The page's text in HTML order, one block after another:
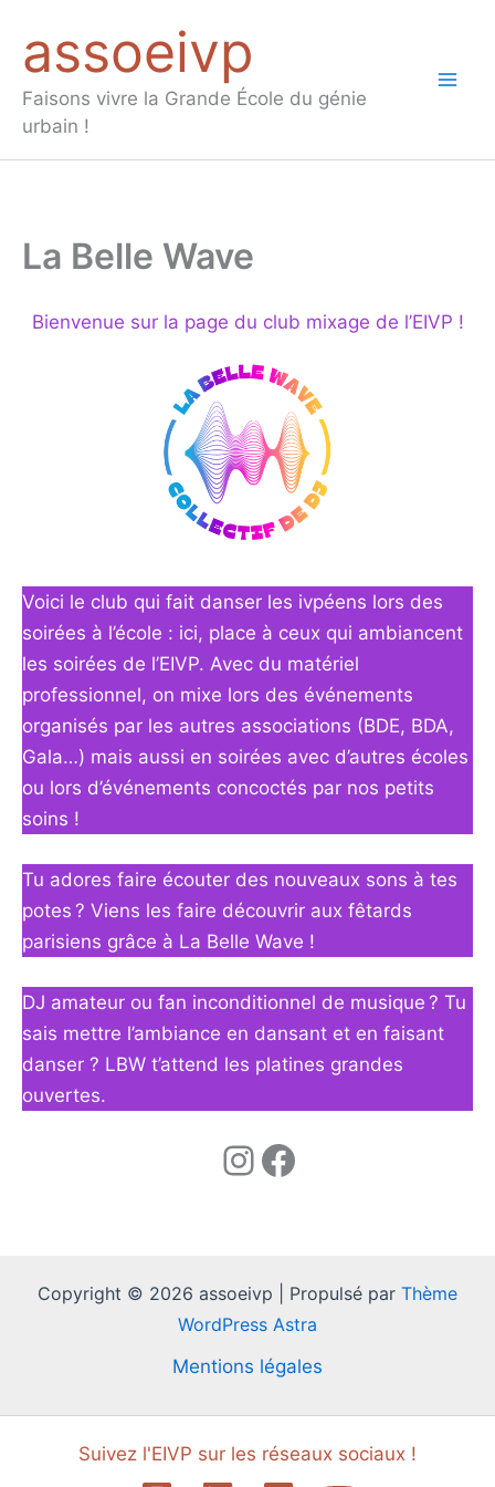
contenu
assoeivp
Faisons vivre la Grande École du génie
urbain !
La Belle Wave
Bienvenue sur la page du club mixage de l’EIVP !
Voici le club qui fait danser les ivpéens lors des
soirées à l’école : ici, place à ceux qui ambiancent
les soirées de l’EIVP. Avec du matériel
professionnel, on mixe lors des événements
organisés par les autres associations (BDE, BDA,
Gala…) mais aussi en soirées avec d’autres écoles
ou lors d’événements concoctés par nos petits
soins !
Tu adores faire écouter des nouveaux sons à tes
potes ? Viens les faire découvrir aux fêtards
parisiens grâce à La Belle Wave !
DJ amateur ou fan inconditionnel de musique ? Tu
sais mettre l’ambiance en dansant et en faisant
danser ? LBW t’attend les platines grandes
ouvertes.
Instagram
Facebook
Copyright © 2026 assoeivp | Propulsé par Thème
WordPress Astra
Mentions légales
Suivez l'EIVP sur les réseaux sociaux !